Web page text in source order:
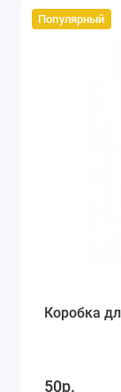
Популярный
Коробка
50р.